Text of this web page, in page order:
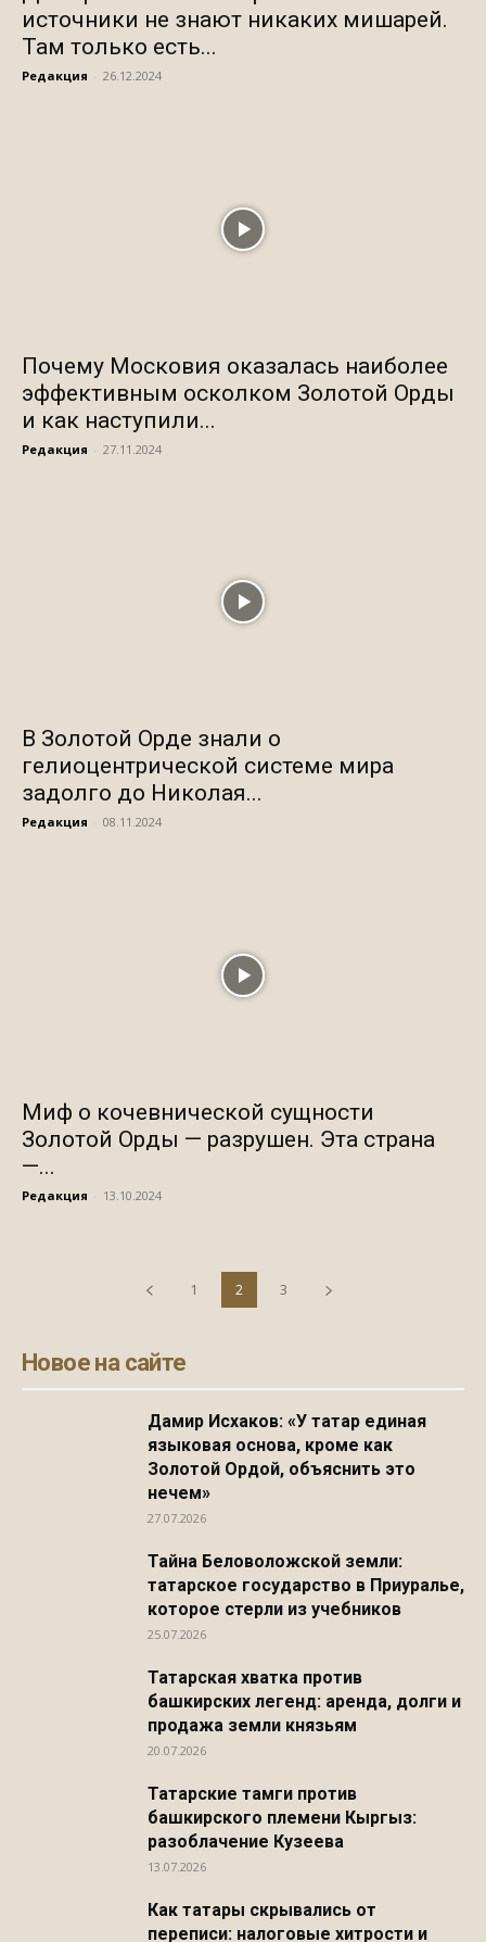
источники не знают никаких мишарей.
Там только есть...
Редакция 26.12.2024
Почему Московия оказалась наиболее
эффективным осколком Золотой Орды
и как наступили...
Редакция 27.11.2024
В Золотой Орде знали о
гелиоцентрической системе мира
задолго до Николая...
Редакция 08.11.2024
Миф о кочевнической сущности
Золотой Орды — разрушен. Эта страна
—...
Редакция 13.10.2024
1 2 3
Новое на сайте
Дамир Исхаков: «У татар единая
языковая основа, кроме как
Золотой Ордой, объяснить это
нечем»
27.07.2026
Тайна Беловоложской земли:
татарское государство в Приуралье,
которое стерли из учебников
25.07.2026
Татарская хватка против
башкирских легенд: аренда, долги и
продажа земли князьям
20.07.2026
Татарские тамги против
башкирского племени Кыргыз:
разоблачение Кузеева
13.07.2026
Как татары скрывались от
переписи: налоговые хитрости и